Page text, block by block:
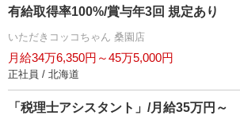
有給取得率100%/賞与年3回 規定あり
いただきコッコちゃん 桑園店
月給34万6,350円～45万5,000円
正社員 / 北海道
「税理士アシスタント」/月給35万円～